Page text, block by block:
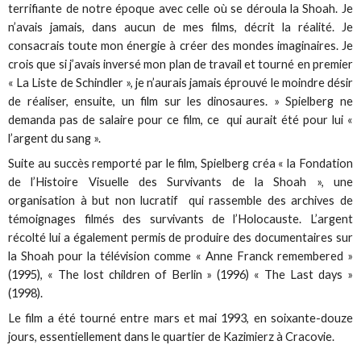
terrifiante de notre époque avec celle où se déroula la Shoah. Je
n’avais jamais, dans aucun de mes films, décrit la réalité. Je
consacrais toute mon énergie à créer des mondes imaginaires. Je
crois que si j’avais inversé mon plan de travail et tourné en premier
« La Liste de Schindler », je n’aurais jamais éprouvé le moindre désir
de réaliser, ensuite, un film sur les dinosaures. » Spielberg ne
demanda pas de salaire pour ce film, ce qui aurait été pour lui «
l’argent du sang ».
Suite au succès remporté par le film, Spielberg créa « la Fondation
de l’Histoire Visuelle des Survivants de la Shoah », une
organisation à but non lucratif qui rassemble des archives de
témoignages filmés des survivants de l’Holocauste. L’argent
récolté lui a également permis de produire des documentaires sur
la Shoah pour la télévision comme « Anne Franck remembered »
(1995), « The lost children of Berlin » (1996) « The Last days »
(1998).
Le film a été tourné entre mars et mai 1993, en soixante-douze
jours, essentiellement dans le quartier de Kazimierz à Cracovie.